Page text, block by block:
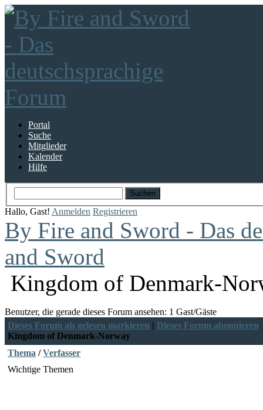
Portal
Suche
Mitglieder
Kalender
Hilfe
Hallo, Gast! Anmelden Registrieren
By Fire and Sword - Das
and Sword
Kingdom of Denmark-
Benutzer, die gerade dieses Forum ansehen: 1 Gast/Gäste
Dieses Forum als gelesen markieren | Dieses Forum abonnieren
Kingdom of Denmark-Norway
Thema /Verfasser
Wichtige Themen